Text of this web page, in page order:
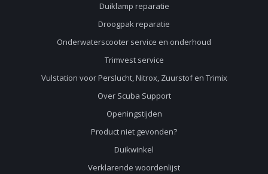
Duiklamp reparatie
Droogpak reparatie
Onderwaterscooter service en onderhoud
Trimvest service
Vulstation voor Perslucht, Nitrox, Zuurstof en Trimix
Over Scuba Support
Openingstijden
Product niet gevonden?
Duikwinkel
Verklarende woordenlijst